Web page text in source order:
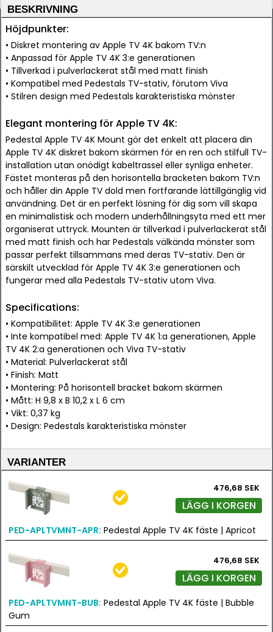
BESKRIVNING
Höjdpunkter:
• Diskret montering av Apple TV 4K bakom TV:n
• Anpassad för Apple TV 4K 3:e generationen
• Tillverkad i pulverlackerat stål med matt finish
• Kompatibel med Pedestals TV-stativ, förutom Viva
• Stilren design med Pedestals karakteristiska mönster
Elegant montering för Apple TV 4K:
Pedestal Apple TV 4K Mount gör det enkelt att placera din
Apple TV 4K diskret bakom skärmen för en ren och stilfull TV-
installation utan onödigt kabeltrassel eller synliga enheter.
Fästet monteras på den horisontella bracketen bakom TV:n
och håller din Apple TV dold men fortfarande lättillgänglig vid
användning. Det är en perfekt lösning för dig som vill skapa
en minimalistisk och modern underhållningsyta med ett mer
organiserat uttryck. Mounten är tillverkad i pulverlackerat stål
med matt finish och har Pedestals välkända mönster som
passar perfekt tillsammans med deras TV-stativ. Den är
särskilt utvecklad för Apple TV 4K 3:e generationen och
fungerar med alla Pedestals TV-stativ utom Viva.
Specifications:
• Kompatibilitet: Apple TV 4K 3:e generationen
• Inte kompatibel med: Apple TV 4K 1:a generationen, Apple
TV 4K 2:a generationen och Viva TV-stativ
• Material: Pulverlackerat stål
• Finish: Matt
• Montering: På horisontell bracket bakom skärmen
• Mått: H 9,8 x B 10,2 x L 6 cm
• Vikt: 0,37 kg
• Design: Pedestals karakteristiska mönster
VARIANTER
476,68 SEK
LÄGG I KORGEN
PED-APLTVMNT-APR: Pedestal Apple TV 4K fäste | Apricot
476,68 SEK
LÄGG I KORGEN
PED-APLTVMNT-BUB: Pedestal Apple TV 4K fäste | Bubble
Gum